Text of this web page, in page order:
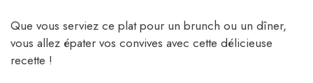
Que vous serviez ce plat pour un brunch ou un dîner,
vous allez épater vos convives avec cette délicieuse
recette !